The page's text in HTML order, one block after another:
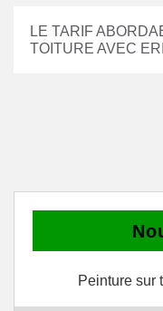
LE TARIF
TOITURE AVEC
Peinture sur